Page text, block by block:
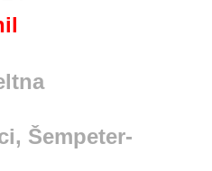
Šempeter-